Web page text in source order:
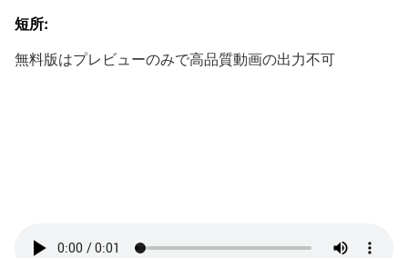
短所:
無料版はプレビューのみで高品質動画の出力不可